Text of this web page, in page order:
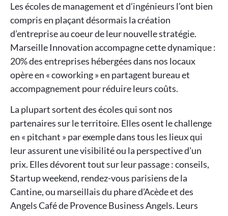
Les écoles de management et d’ingénieurs l’ont bien
compris en plaçant désormais la création
d’entreprise au coeur de leur nouvelle stratégie.
Marseille Innovation accompagne cette dynamique :
20% des entreprises hébergées dans nos locaux
opère en « coworking » en partagent bureau et
accompagnement pour réduire leurs coûts.
La plupart sortent des écoles qui sont nos
partenaires sur le territoire. Elles osent le challenge
en « pitchant » par exemple dans tous les lieux qui
leur assurent une visibilité ou la perspective d’un
prix. Elles dévorent tout sur leur passage : conseils,
Startup weekend, rendez-vous parisiens de la
Cantine, ou marseillais du phare d’Acède et des
Angels Café de Provence Business Angels. Leurs